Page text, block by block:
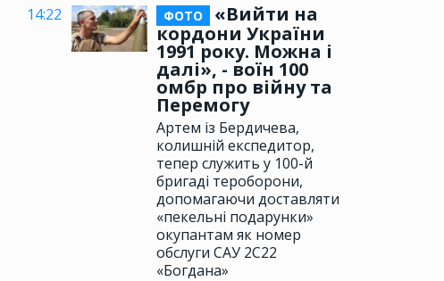
14:22 ФОТО
«Вийти на
кордони України
1991 року. Можна і
далі», - воїн 100
омбр про війну та
Перемогу
Артем із Бердичева,
колишній експедитор,
тепер служить у 100-й
бригаді тероборони,
допомагаючи доставляти
«пекельні подарунки»
окупантам як номер
обслуги САУ 2С22
«Богдана»